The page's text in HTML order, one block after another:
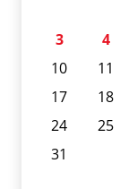
3
4
10
11
17
18
24
25
31